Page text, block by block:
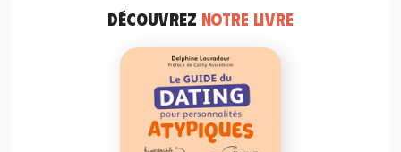
DÉCOUVREZ NOTRE LIVRE